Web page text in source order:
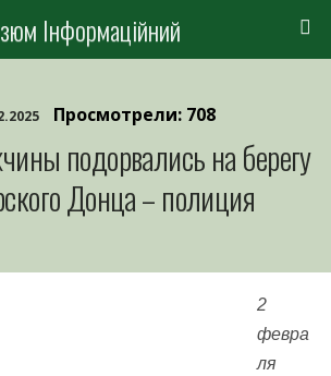
Інформаційний
Просмотрели: 708
подорвались на берегу
Донца – полиция
2
февра
ля